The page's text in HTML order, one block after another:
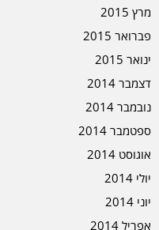
מרץ 2015
פברואר 2015
ינואר 2015
דצמבר 2014
נובמבר 2014
ספטמבר 2014
אוגוסט 2014
יולי 2014
יוני 2014
אפריל 2014